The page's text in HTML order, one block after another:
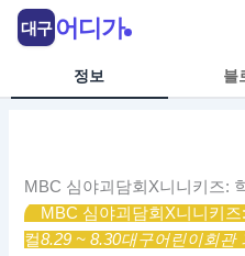
정보 블
MBC 심야괴담회X니니키즈:
MBC 심야괴담회X니니키
컬8.29 ~ 8.30대구어린이회관
대구 어디가